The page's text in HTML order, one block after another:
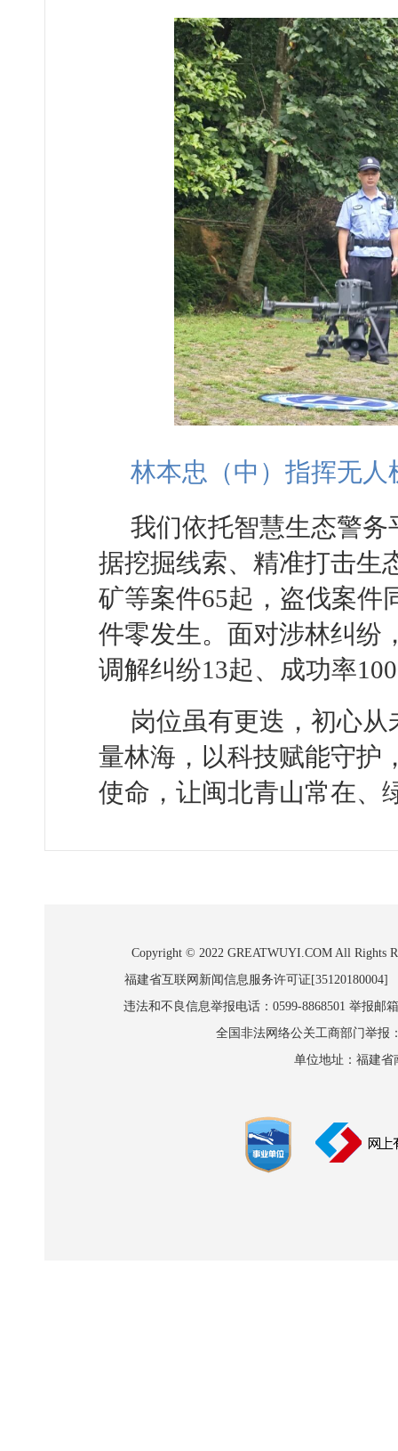
林本忠（中）指挥无
我们依托智慧生态警
据挖掘线索、精准打击生
矿等案件65起，盗伐案件
件零发生。面对涉林纠纷
调解纠纷13起、成功率
岗位虽有更迭，初心
量林海，以科技赋能守护
使命，让闽北青山常在、
Copyright © 2022 GREATWUYI.COM All Rights
福建省互联网新闻信息服务许可证
违法和不良信息举报电话：0599-8868501 举报邮
全国非法网络公关工商部门举报
单位地址：福建省